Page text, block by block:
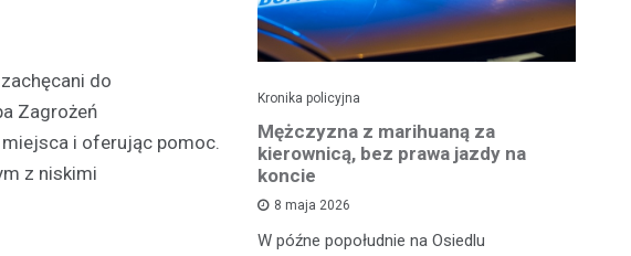
do
Zagrożeń
i oferując pomoc.
z niskimi
na A4: Poszukiwany
trafił do
Kronika policyjna
Mężczyzna z marihuaną za
kierownicą, bez prawa jazdy na
koncie
8 maja 2026
W późne popołudnie na Osiedlu